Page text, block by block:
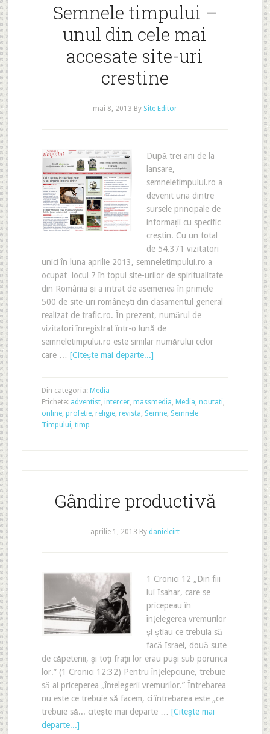
Semnele timpului –
unul din cele mai
accesate site-uri
crestine
mai 8, 2013 By Site Editor
După trei ani de la
lansare,
semneletimpului.ro a
devenit una dintre
sursele principale de
informații cu specific
creștin. Cu un total
de 54.371 vizitatori
unici în luna aprilie 2013, semneletimpului.ro a
ocupat locul 7 în topul site-urilor de spiritualitate
din România și a intrat de asemenea în primele
500 de site-uri româneşti din clasamentul general
realizat de trafic.ro. În prezent, numărul de
vizitatori înregistrat într-o lună de
semneletimpului.ro este similar numărului celor
care … [Citeşte mai departe...]
Din categoria: Media
Etichete: adventist, intercer, massmedia, Media, noutati,
online, profetie, religie, revista, Semne, Semnele
Timpului, timp
Gândire productivă
aprilie 1, 2013 By danielcirt
1 Cronici 12 „Din fiii
lui Isahar, care se
pricepeau în
înţelegerea vremurilor
şi ştiau ce trebuia să
facă Israel, două sute
de căpetenii, şi toţi fraţii lor erau puşi sub porunca
lor.” (1 Cronici 12:32) Pentru înțelepciune, trebuie
să ai priceperea „înțelegerii vremurilor.” Întrebarea
nu este ce trebuie să facem, ci întrebarea este „ce
trebuie să... citește mai departe … [Citeşte mai
departe...]